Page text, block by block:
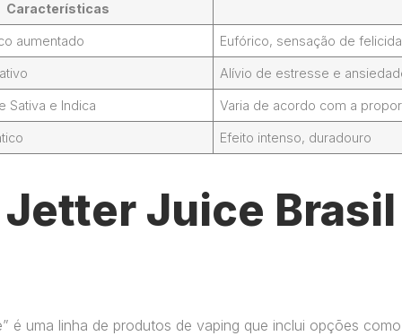
Características
aumentado Eufórico, sensação de
Alívio de estresse e
Sativa e Indica Varia de acordo com a
Efeito intenso, duradouro
Juice Brasil
é uma linha de produtos de vaping que inclui opções